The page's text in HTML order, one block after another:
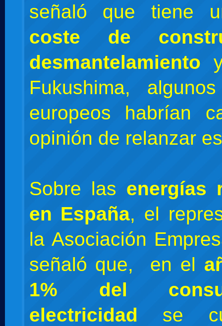
señaló que tiene
coste de
desmantelamiento
Fukushima,
europeos habrían
opinión de relanzar
Sobre las energías
en España, el
la Asociación
señaló que, en el
1% del
electricidad se